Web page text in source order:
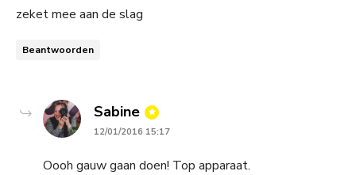
zeket mee aan de slag
Beantwoorden
Sabine says:
12/01/2016 15:17
Oooh gauw gaan doen! Top apparaat.